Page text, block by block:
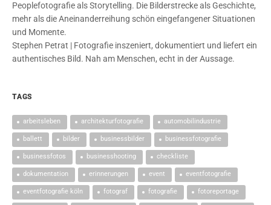
Peoplefotografie als Storytelling. Die Bilderstrecke als Geschichte,
mehr als die Aneinanderreihung schön eingefangener Situationen
und Momente.
Stephen Petrat | Fotografie inszeniert, dokumentiert und liefert ein
authentisches Bild. Nah am Menschen, echt in der Aussage.
TAGS
arbeitsleben architekturfotografie automobilindustrie
ballett bilder businessbilder businessfotografie
businessfotos businesshooting checkliste
dokumentation erinnerungen event eventfotografie
eventfotografie köln fotograf fotografie fotoreportage